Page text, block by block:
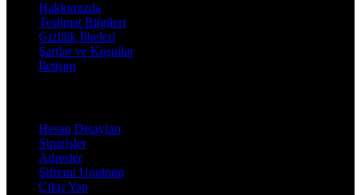
Hakkımızda
Teslimat Bilgileri
Gizlilik İlkeleri
Şartlar ve Koşullar
İletişim
Hesap Detayları
Siparişler
Adresler
Şifremi Unuttum
Çıkış Yap